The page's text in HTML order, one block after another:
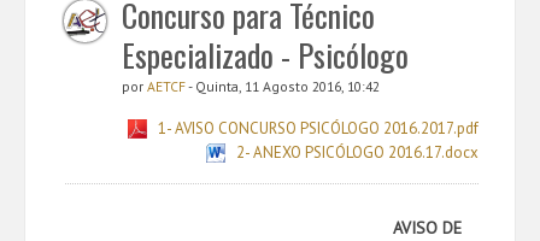
Bibliotecas
Media AETCF
Legislação
Utilizador não identificado. (Entrar)
Concurso para Técnico
Especializado - Psicólogo
por AETCF- Quinta, 11 Agosto 2016, 10:42
1- AVISO CONCURSO PSICÓLOGO 2016.2017.pdf
2- ANEXO PSICÓLOGO 2016.17.docx
AVISO DE